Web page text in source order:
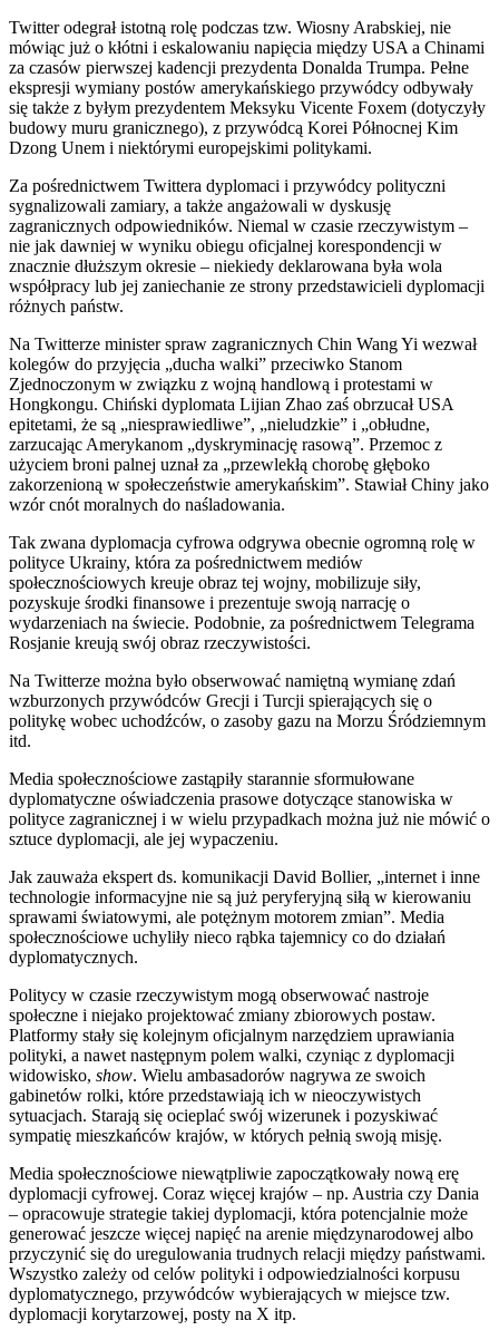
Twitter odegrał istotną rolę podczas tzw. Wiosny Arabskiej, nie
mówiąc już o kłótni i eskalowaniu napięcia między USA a Chinami
za czasów pierwszej kadencji prezydenta Donalda Trumpa. Pełne
ekspresji wymiany postów amerykańskiego przywódcy odbywały
się także z byłym prezydentem Meksyku Vicente Foxem (dotyczyły
budowy muru granicznego), z przywódcą Korei Północnej Kim
Dzong Unem i niektórymi europejskimi politykami.
Za pośrednictwem Twittera dyplomaci i przywódcy polityczni
sygnalizowali zamiary, a także angażowali w dyskusję
zagranicznych odpowiedników. Niemal w czasie rzeczywistym –
nie jak dawniej w wyniku obiegu oficjalnej korespondencji w
znacznie dłuższym okresie – niekiedy deklarowana była wola
współpracy lub jej zaniechanie ze strony przedstawicieli dyplomacji
różnych państw.
Na Twitterze minister spraw zagranicznych Chin Wang Yi wezwał
kolegów do przyjęcia „ducha walki” przeciwko Stanom
Zjednoczonym w związku z wojną handlową i protestami w
Hongkongu. Chiński dyplomata Lijian Zhao zaś obrzucał USA
epitetami, że są „niesprawiedliwe”, „nieludzkie” i „obłudne,
zarzucając Amerykanom „dyskryminację rasową”. Przemoc z
użyciem broni palnej uznał za „przewlekłą chorobę głęboko
zakorzenioną w społeczeństwie amerykańskim”. Stawiał Chiny jako
wzór cnót moralnych do naśladowania.
Tak zwana dyplomacja cyfrowa odgrywa obecnie ogromną rolę w
polityce Ukrainy, która za pośrednictwem mediów
społecznościowych kreuje obraz tej wojny, mobilizuje siły,
pozyskuje środki finansowe i prezentuje swoją narrację o
wydarzeniach na świecie. Podobnie, za pośrednictwem Telegrama
Rosjanie kreują swój obraz rzeczywistości.
Na Twitterze można było obserwować namiętną wymianę zdań
wzburzonych przywódców Grecji i Turcji spierających się o
politykę wobec uchodźców, o zasoby gazu na Morzu Śródziemnym
itd.
Media społecznościowe zastąpiły starannie sformułowane
dyplomatyczne oświadczenia prasowe dotyczące stanowiska w
polityce zagranicznej i w wielu przypadkach można już nie mówić o
sztuce dyplomacji, ale jej wypaczeniu.
Jak zauważa ekspert ds. komunikacji David Bollier, „internet i inne
technologie informacyjne nie są już peryferyjną siłą w kierowaniu
sprawami światowymi, ale potężnym motorem zmian”. Media
społecznościowe uchyliły nieco rąbka tajemnicy co do działań
dyplomatycznych.
Politycy w czasie rzeczywistym mogą obserwować nastroje
społeczne i niejako projektować zmiany zbiorowych postaw.
Platformy stały się kolejnym oficjalnym narzędziem uprawiania
polityki, a nawet następnym polem walki, czyniąc z dyplomacji
widowisko, show. Wielu ambasadorów nagrywa ze swoich
gabinetów rolki, które przedstawiają ich w nieoczywistych
sytuacjach. Starają się ocieplać swój wizerunek i pozyskiwać
sympatię mieszkańców krajów, w których pełnią swoją misję.
Media społecznościowe niewątpliwie zapoczątkowały nową erę
dyplomacji cyfrowej. Coraz więcej krajów – np. Austria czy Dania
– opracowuje strategie takiej dyplomacji, która potencjalnie może
generować jeszcze więcej napięć na arenie międzynarodowej albo
przyczynić się do uregulowania trudnych relacji między państwami.
Wszystko zależy od celów polityki i odpowiedzialności korpusu
dyplomatycznego, przywódców wybierających w miejsce tzw.
dyplomacji korytarzowej, posty na X itp.